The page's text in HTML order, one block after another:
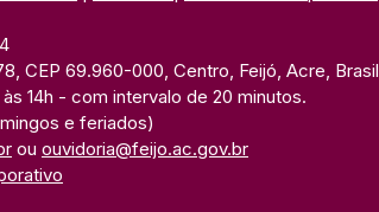
CEP 69.960-000, Centro, Feijó, Acre, Brasil
14h - com intervalo de 20 minutos.
e feriados)
ou ouvidoria@feijo.ac.gov.br